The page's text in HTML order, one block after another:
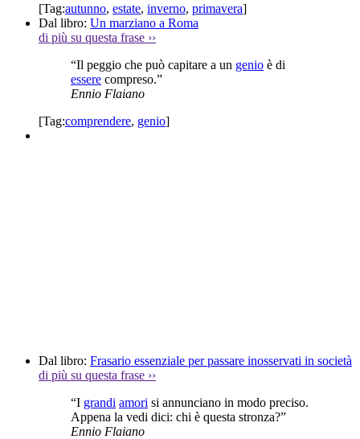
[Tag:autunno, estate, inverno, primavera]
Dal libro: Un marziano a Roma
di più su questa frase ››
“Il peggio che può capitare a un genio è di
essere compreso.”
Ennio Flaiano
[Tag:comprendere, genio]
Dal libro: Frasario essenziale per passare inosservati in società
di più su questa frase ››
“I grandi amori si annunciano in modo preciso.
Appena la vedi dici: chi è questa stronza?”
Ennio Flaiano